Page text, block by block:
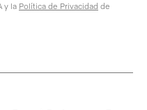
y la Política de Privacidad de